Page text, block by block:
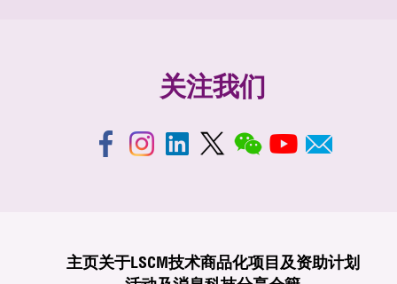
关注我们
主页关于LSCM技术商品化项目及资助计划